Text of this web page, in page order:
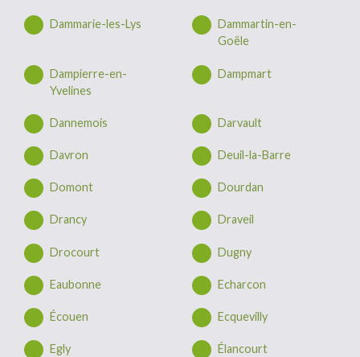
Dammarie-les-Lys
Dammartin-en-
Goële
Dampierre-en-
Yvelines
Dampmart
Dannemois Darvault
Davron Deuil-la-Barre
Domont Dourdan
Drancy Draveil
Drocourt Dugny
Eaubonne Echarcon
Écouen Ecquevilly
Egly Élancourt